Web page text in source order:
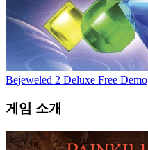
Bejeweled 2 Deluxe Free Demo
게임 소개